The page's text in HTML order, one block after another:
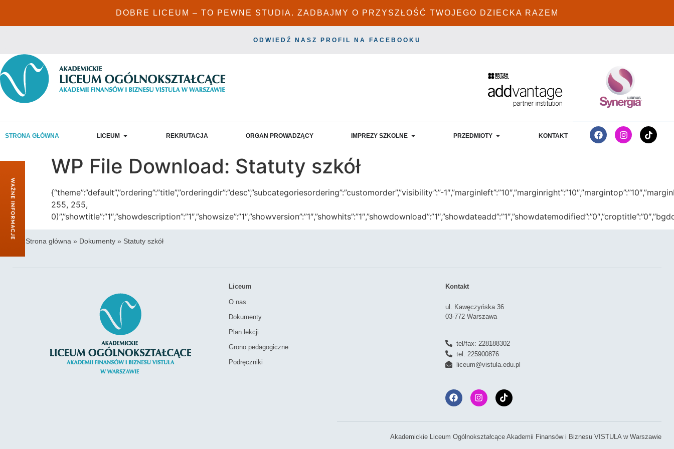
DOBRE LICEUM – TO PEWNE STUDIA. ZADBAJMY O PRZYSZŁOŚĆ TWOJEGO DZIECKA RAZEM
ODWIEDŹ NASZ PROFIL NA FACEBOOKU
STRONA GŁÓWNA LICEUM REKRUTACJA ORGAN PROWADZĄCY IMPREZY SZKOLNE PRZEDMIOTY KONTAKT
WP File Download: Statuty szkół
{“theme”:”default”,”ordering”:”title”,”orderingdir”:”desc”,”subcategoriesordering”:”customorder”,”visibility”:”-
255, 255,
Strona główna » Dokumenty » Statuty szkół
Liceum
O nas
Dokumenty
Plan lekcji
Grono pedagogiczne
Podręczniki
Kontakt
ul. Kawęczyńska 36
03-772 Warszawa
tel/fax: 228188302
tel. 225900876
liceum@vistula.edu.pl
Akademickie Liceum Ogólnokształcące Akademii Finansów i Biznesu VISTULA w Warszawie